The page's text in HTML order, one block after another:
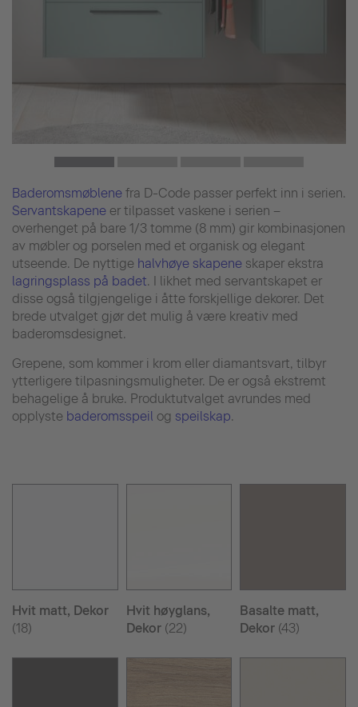
Baderomsmøblene fra D-Code passer perfekt inn i serien.
Servantskapene er tilpasset vaskene i serien –
overhenget på bare 1/3 tomme (8 mm) gir kombinasjonen
av møbler og porselen med et organisk og elegant
utseende. De nyttige halvhøye skapene skaper ekstra
lagringsplass på badet. I likhet med servantskapet er
disse også tilgjengelige i åtte forskjellige dekorer. Det
brede utvalget gjør det mulig å være kreativ med
baderomsdesignet.
Grepene, som kommer i krom eller diamantsvart, tilbyr
ytterligere tilpasningsmuligheter. De er også ekstremt
behagelige å bruke. Produktutvalget avrundes med
opplyste baderomsspeil og speilskap.
Hvit matt, Dekor
(18)
Hvit høyglans,
Dekor(22)
Basalte matt,
Dekor (43)